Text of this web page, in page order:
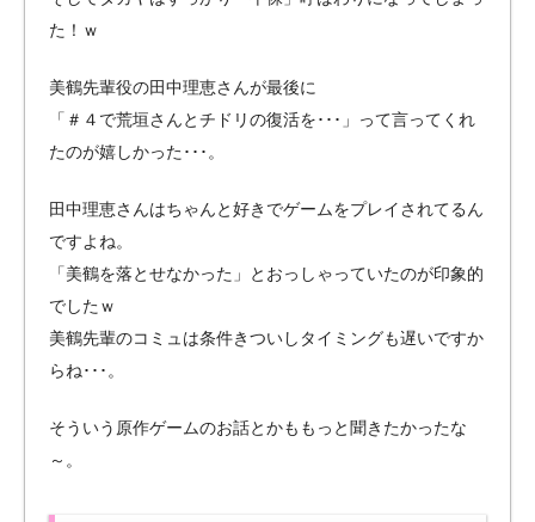
た！ｗ
美鶴先輩役の田中理恵さんが最後に
「＃４で荒垣さんとチドリの復活を･･･」って言ってくれ
たのが嬉しかった･･･。
田中理恵さんはちゃんと好きでゲームをプレイされてるん
ですよね。
「美鶴を落とせなかった」とおっしゃっていたのが印象的
でしたｗ
美鶴先輩のコミュは条件きついしタイミングも遅いですか
らね･･･。
そういう原作ゲームのお話とかももっと聞きたかったな
～。